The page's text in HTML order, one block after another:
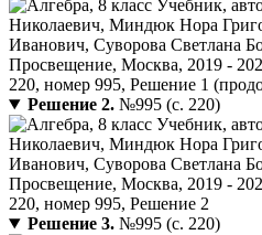
Решение 2.№995 (с. 220)
Решение 3.№995 (с. 220)